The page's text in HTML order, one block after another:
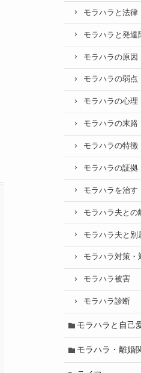
モラハラと法律
モラハラと発達
モラハラの原因
モラハラの弱点
モラハラの心理
モラハラの末
モラハラの特徴
モラハラの証拠
モラハラを治す
モラハラ夫との
モラハラ夫と別
モラハラ対策・
モラハラ被害
モラハラ診断
モラハラと自己
モラハラ・離婚